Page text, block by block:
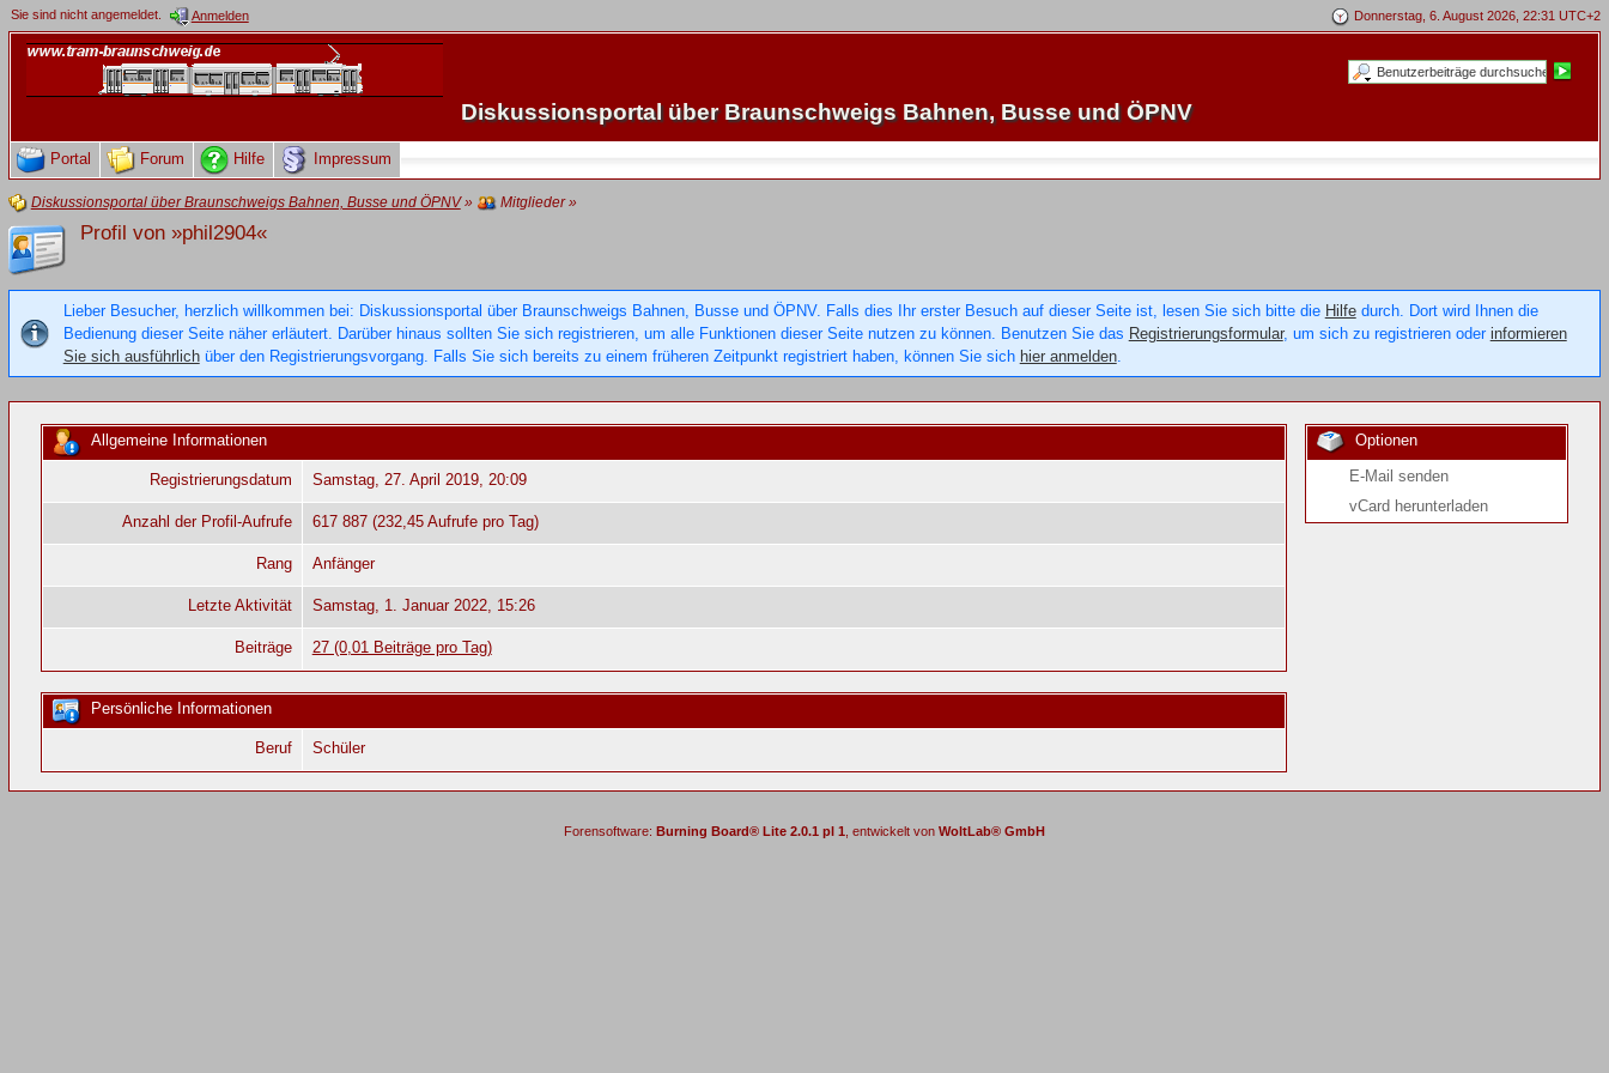
Donnerstag, 6. August 2026, 22:31 UTC+2
Sie sind nicht angemeldet. Anmelden
Diskussionsportal über Braunschweigs Bahnen, Busse und ÖPNV
Portal Forum Hilfe Impressum
Diskussionsportal über Braunschweigs Bahnen, Busse und ÖPNV» Mitglieder»
Profil von »phil2904«
Lieber Besucher, herzlich willkommen bei: Diskussionsportal über Braunschweigs Bahnen, Busse und ÖPNV. Falls dies Ihr erster Besuch auf dieser Seite ist, lesen Sie sich bitte die Hilfedurch. Dort wird Ihnen die
Bedienung dieser Seite näher erläutert. Darüber hinaus sollten Sie sich registrieren, um alle Funktionen dieser Seite nutzen zu können. Benutzen Sie das Registrierungsformular, um sich zu registrieren oder informieren
Sie sich ausführlichüber den Registrierungsvorgang. Falls Sie sich bereits zu einem früheren Zeitpunkt registriert haben, können Sie sich hier anmelden.
Optionen
E-Mail senden
vCard herunterladen
Allgemeine Informationen
Registrierungsdatum Samstag, 27. April 2019, 20:09
Anzahl der Profil-Aufrufe 617 887 (232,45 Aufrufe pro Tag)
Rang Anfänger
Letzte Aktivität Samstag, 1. Januar 2022, 15:26
Beiträge 27 (0,01 Beiträge pro Tag)
Persönliche Informationen
Beruf Schüler
Forensoftware: Burning Board® Lite 2.0.1 pl 1 , entwickelt von WoltLab® GmbH